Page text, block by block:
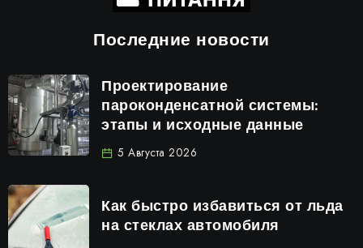
Последние новости
Проектирование
пароконденсатной системы:
этапы и исходные данные
5 Августа 2026
Как быстро избавиться от льда
на стеклах автомобиля